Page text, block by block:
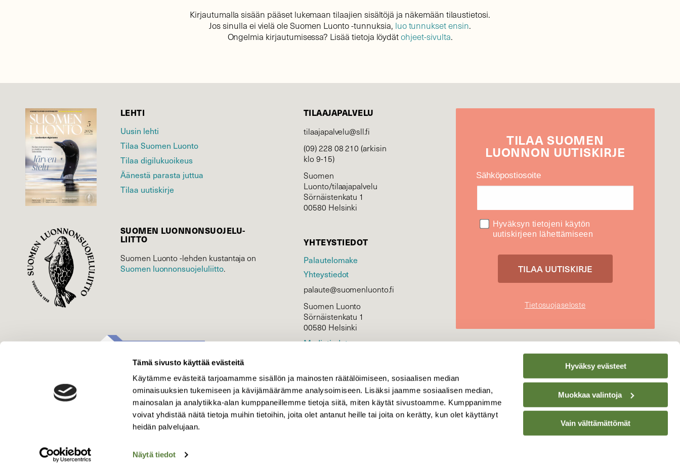
Tämä sivusto käyttää evästeitä
Käytämme evästeitä tarjoamamme sisällön ja mainosten räätälöimiseen, sosiaalisen median
ominaisuuksien tukemiseen ja kävijämäärämme analysoimiseen. Lisäksi jaamme sosiaalisen median,
mainosalan ja analytiikka-alan kumppaneillemme tietoja siitä, miten käytät sivustoamme. Kumppanimme
voivat yhdistää näitä tietoja muihin tietoihin, joita olet antanut heille tai joita on kerätty, kun olet käyttänyt
heidän palvelujaan.
Näytä tiedot
Hyväksy evästeet
Muokkaa valintoja
Vain välttämättömät
Kirjautumalla sisään pääset lukemaan tilaajien sisältöjä ja näkemään tilaustietosi.
Jos sinulla ei vielä ole Suomen Luonto -tunnuksia, luo tunnukset ensin.
Ongelmia kirjautumisessa? Lisää tietoja löydätohjeet-sivulta.
LEHTI
Uusin lehti
Tilaa Suomen Luonto
Tilaa digilukuoikeus
Äänestä parasta juttua
Tilaa uutiskirje
SUOMEN LUONNON­SUOJELU­
LIITTO
Suomen Luonto -lehden kustantaja on
Suomen luonnonsuojelu­liitto.
TILAAJAPALVELU
tilaajapalvelu@sll.fi
(09) 228 08 210 (arkisin
klo 9-15)
Suomen
Luonto/tilaajapalvelu
Sörnäistenkatu 1
00580 Helsinki
YHTEYSTIEDOT
Palautelomake
Yhteystiedot
palaute@suomenluonto.fi
Suomen Luonto
Sörnäistenkatu 1
00580 Helsinki
Mediatiedot
KIRJAUDU
TILAASUOMEN
LUONNON UUTIS­KIRJE
Sähköpostiosoite
Hyväksyn tietojeni käytön
uutiskirjeen lähettämiseen
Tietosuojaseloste